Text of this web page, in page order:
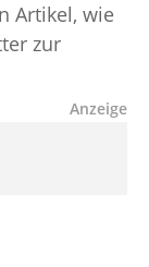
Artikel, wie
zur